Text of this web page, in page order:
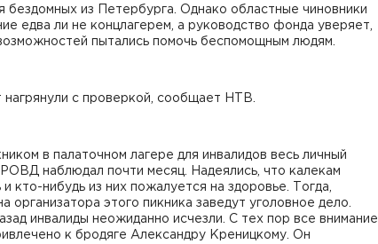
бездомных из Петербурга. Однако областные чиновники
едва ли не концлагерем, а руководство фонда уверяет,
пытались помочь беспомощным людям.
нагрянули с проверкой, сообщает НТВ.
в палаточном лагере для инвалидов весь личный
наблюдал почти месяц. Надеялись, что калекам
кто-нибудь из них пожалуется на здоровье. Тогда,
организатора этого пикника заведут уголовное дело.
инвалиды неожиданно исчезли. С тех пор все внимание
к бродяге Александру Креницкому. Он